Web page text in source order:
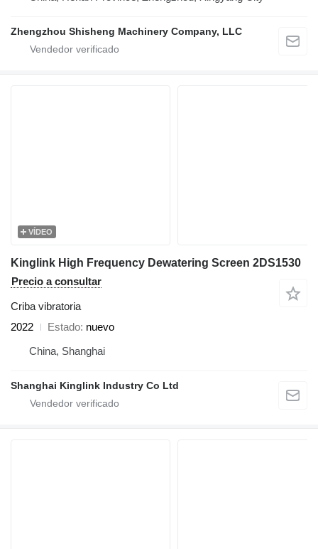
Zhengzhou Shisheng Machinery Company, LLC
VÍDEO
Kinglink High Frequency Dewatering Screen 2DS1530
Precio a consultar
Criba vibratoria
2022
Estado nuevo
China, Shanghai
Shanghai Kinglink Industry Co Ltd